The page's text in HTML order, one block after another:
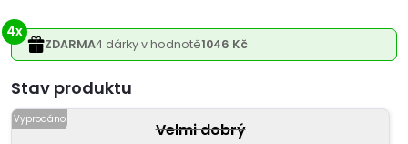
4x
ZDARMA4 dárky v hodnotě1046 Kč
Velmi dobrý